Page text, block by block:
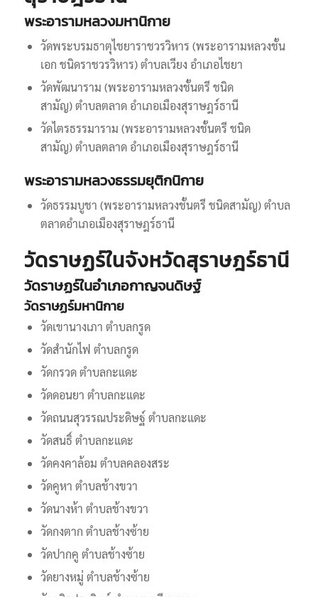
พระอารามหลวงมหานิกาย
วัดพระบรมธาตุไชยาราชวรวิหาร (พระอารามหลวงชั้น
เอก ชนิดราชวรวิหาร) ตำบลเวียง อำเภอไชยา
วัดพัฒนาราม (พระอารามหลวงชั้นตรี ชนิด
สามัญ) ตำบลตลาด อำเภอเมืองสุราษฎร์ธานี
วัดไตรธรรมาราม (พระอารามหลวงชั้นตรี ชนิด
สามัญ) ตำบลตลาด อำเภอเมืองสุราษฎร์ธานี
พระอารามหลวงธรรมยุติกนิกาย
วัดธรรมบูชา (พระอารามหลวงชั้นตรี ชนิดสามัญ) ตำบล
ตลาดอำเภอเมืองสุราษฎร์ธานี
วัดราษฏร์ในจังหวัดสุราษฎร์ธานี
วัดราษฏร์ในอำเภอกาญจนดิษฐ์
วัดราษฏร์มหานิกาย
วัดเขานางเภา ตำบลกรูด
วัดสำนักไฟ ตำบลกรูด
วัดกรวด ตำบลกะแดะ
วัดดอนยา ตำบลกะแดะ
วัดถนนสุวรรณประดิษฐ์ ตำบลกะแดะ
วัดสนธิ์ ตำบลกะแดะ
วัดคงคาล้อม ตำบลคลองสระ
วัดคูหา ตำบลช้างขวา
วัดนางห้า ตำบลช้างขวา
วัดกงตาก ตำบลช้างซ้าย
วัดปากคู ตำบลช้างซ้าย
วัดยางหมู่ ตำบลช้างซ้าย